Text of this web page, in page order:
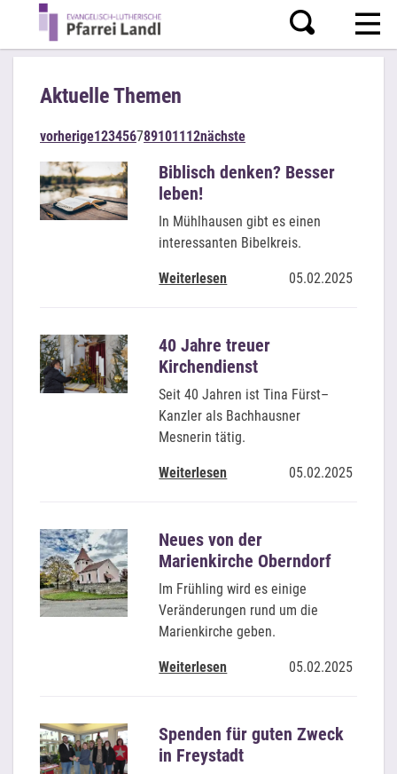
Aktuelle Themen
vorherige123456789101112nächste
Biblisch denken? Besser
leben!
In Mühlhausen gibt es einen
interessanten Bibelkreis.
Weiterlesen 05.02.2025
40 Jahre treuer
Kirchendienst
Seit 40 Jahren ist Tina Fürst–
Kanzler als Bachhausner
Mesnerin tätig.
Weiterlesen 05.02.2025
Neues von der
Marienkirche Oberndorf
Im Frühling wird es einige
Veränderungen rund um die
Marienkirche geben.
Weiterlesen 05.02.2025
Spenden für guten Zweck
in Freystadt